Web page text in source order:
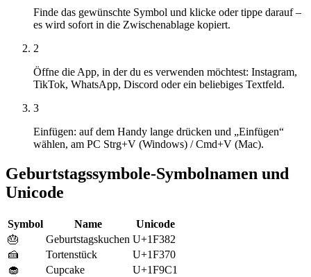
Finde das gewünschte Symbol und klicke oder tippe darauf –
es wird sofort in die Zwischenablage kopiert.
2
Öffne die App, in der du es verwenden möchtest: Instagram,
TikTok, WhatsApp, Discord oder ein beliebiges Textfeld.
3
Einfügen: auf dem Handy lange drücken und „Einfügen“
wählen, am PC Strg+V (Windows) / Cmd+V (Mac).
Geburtstagssymbole-Symbolnamen und
Unicode
Symbol Name
Unicode
🎂
Geburtstagskuchen U+1F382
🍰
Tortenstück
U+1F370
🧁
Cupcake
U+1F9C1